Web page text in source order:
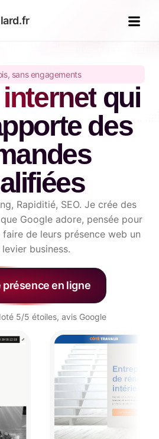
sans engagements
qui
des
Rapiditié, SEO. Je crée des
Google adore, pensée pour
de leurs présence web un
business.
en ligne
5/5 étoiles, avis Google